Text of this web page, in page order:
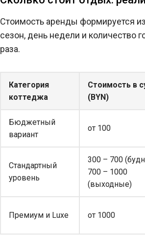
Стоимость аренды формируется
сезон, день недели и количество
раза.
Категория
коттеджа
Стоимость в
(BYN)
Бюджетный
вариант
от 100
Стандартный
уровень
300 – 700
700 – 1000
(выходные)
Премиум и Luxe от 1000